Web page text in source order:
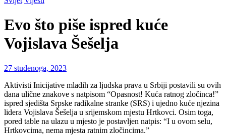
Evo što piše ispred kuće
Vojislava Šešelja
27 studenoga, 2023
Aktivisti Inicijative mladih za ljudska prava u Srbiji postavili su ovih
dana ulične znakove s natpisom “Opasnost! Kuća ratnog zločinca!”
ispred sjedišta Srpske radikalne stranke (SRS) i ujedno kuće njezina
lidera Vojislava Šešelja u srijemskom mjestu Hrtkovci. Osim toga,
pored table na ulazu u mjesto je postavljen natpis: “I u ovom selu,
Hrtkovcima, nema mjesta ratnim zločincima.”